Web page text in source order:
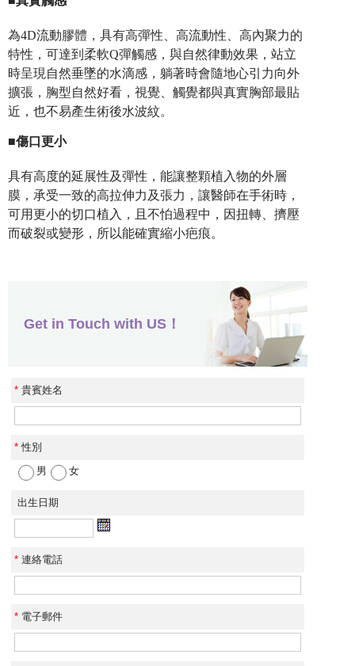
為4D流動膠體，具有高彈性、高流動性、高內聚力的
特性，可達到柔軟Q彈觸感，與自然律動效果，站立
時呈現自然垂墜的水滴感，躺著時會隨地心引力向外
擴張，胸型自然好看，視覺、觸覺都與真實胸部最貼
近，也不易產生術後水波紋。
■傷口更小
具有高度的延展性及彈性，能讓整顆植入物的外層
膜，承受一致的高拉伸力及張力，讓醫師在手術時，
可用更小的切口植入，且不怕過程中，因扭轉、擠壓
而破裂或變形，所以能確實縮小疤痕。
Get in Touch with US！
* 貴賓姓名
* 性別
男
女
出生日期
* 連絡電話
* 電子郵件